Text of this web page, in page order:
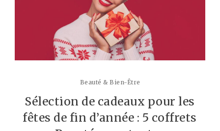
Beauté & Bien-Être
Sélection de cadeaux pour les
fêtes de fin d’année : 5 coffrets